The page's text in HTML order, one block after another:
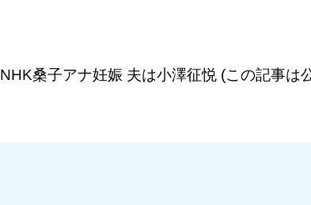
NHK桑子アナ妊娠 夫は小澤征悦 (この記事は